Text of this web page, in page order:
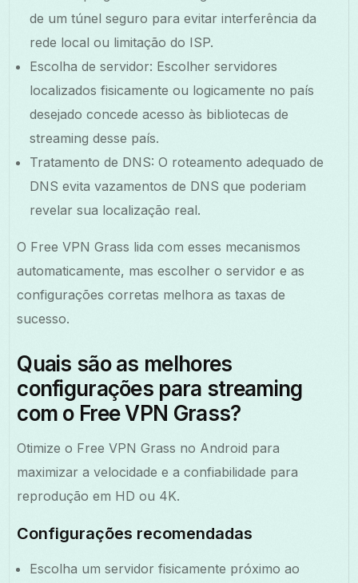
de um túnel seguro para evitar interferência da
rede local ou limitação do ISP.
Escolha de servidor: Escolher servidores
localizados fisicamente ou logicamente no país
desejado concede acesso às bibliotecas de
streaming desse país.
Tratamento de DNS: O roteamento adequado de
DNS evita vazamentos de DNS que poderiam
revelar sua localização real.
O Free VPN Grass lida com esses mecanismos
automaticamente, mas escolher o servidor e as
configurações corretas melhora as taxas de
sucesso.
Quais são as melhores
configurações para streaming
com o Free VPN Grass?
Otimize o Free VPN Grass no Android para
maximizar a velocidade e a confiabilidade para
reprodução em HD ou 4K.
Configurações recomendadas
Escolha um servidor fisicamente próximo ao